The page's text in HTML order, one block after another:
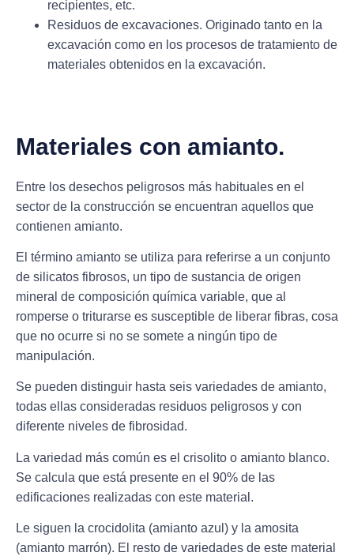
recipientes, etc.
Residuos de excavaciones. Originado tanto en la
excavación como en los procesos de tratamiento de
materiales obtenidos en la excavación.
Materiales con amianto.
Entre los desechos peligrosos más habituales en el
sector de la construcción se encuentran aquellos que
contienen amianto.
El término amianto se utiliza para referirse a un conjunto
de silicatos fibrosos, un tipo de sustancia de origen
mineral de composición química variable, que al
romperse o triturarse es susceptible de liberar fibras, cosa
que no ocurre si no se somete a ningún tipo de
manipulación.
Se pueden distinguir hasta seis variedades de amianto,
todas ellas consideradas residuos peligrosos y con
diferente niveles de fibrosidad.
La variedad más común es el crisolito o amianto blanco.
Se calcula que está presente en el 90% de las
edificaciones realizadas con este material.
Le siguen la crocidolita (amianto azul) y la amosita
(amianto marrón). El resto de variedades de este material